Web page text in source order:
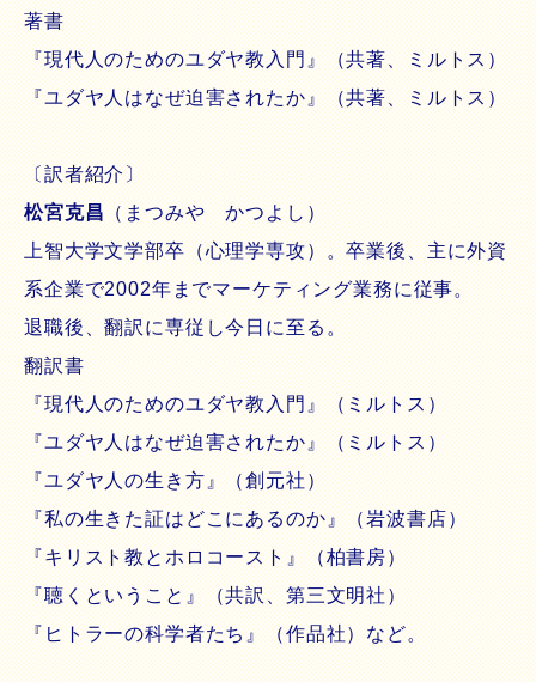
著書
『現代人のためのユダヤ教入門』（共著、ミルトス）
『ユダヤ人はなぜ迫害されたか』（共著、ミルトス）
〔訳者紹介〕
松宮克昌（まつみや かつよし）
上智大学文学部卒（心理学専攻）。卒業後、主に外資
系企業で2002年までマーケティング業務に従事。
退職後、翻訳に専従し今日に至る。
翻訳書
『現代人のためのユダヤ教入門』（ミルトス）
『ユダヤ人はなぜ迫害されたか』（ミルトス）
『ユダヤ人の生き方』（創元社）
『私の生きた証はどこにあるのか』（岩波書店）
『キリスト教とホロコースト』（柏書房）
『聴くということ』（共訳、第三文明社）
『ヒトラーの科学者たち』（作品社）など。